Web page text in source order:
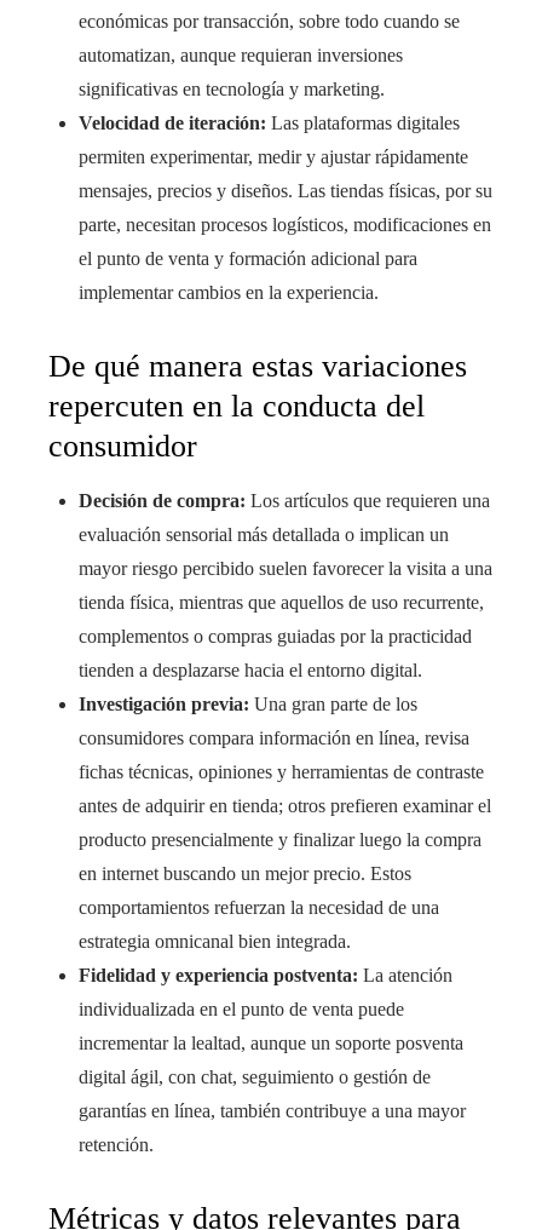
económicas por transacción, sobre todo cuando se
automatizan, aunque requieran inversiones
significativas en tecnología y marketing.
Velocidad de iteración: Las plataformas digitales
permiten experimentar, medir y ajustar rápidamente
mensajes, precios y diseños. Las tiendas físicas, por su
parte, necesitan procesos logísticos, modificaciones en
el punto de venta y formación adicional para
implementar cambios en la experiencia.
De qué manera estas variaciones
repercuten en la conducta del
consumidor
Decisión de compra: Los artículos que requieren una
evaluación sensorial más detallada o implican un
mayor riesgo percibido suelen favorecer la visita a una
tienda física, mientras que aquellos de uso recurrente,
complementos o compras guiadas por la practicidad
tienden a desplazarse hacia el entorno digital.
Investigación previa: Una gran parte de los
consumidores compara información en línea, revisa
fichas técnicas, opiniones y herramientas de contraste
antes de adquirir en tienda; otros prefieren examinar el
producto presencialmente y finalizar luego la compra
en internet buscando un mejor precio. Estos
comportamientos refuerzan la necesidad de una
estrategia omnicanal bien integrada.
Fidelidad y experiencia postventa: La atención
individualizada en el punto de venta puede
incrementar la lealtad, aunque un soporte posventa
digital ágil, con chat, seguimiento o gestión de
garantías en línea, también contribuye a una mayor
retención.
Métricas y datos relevantes para